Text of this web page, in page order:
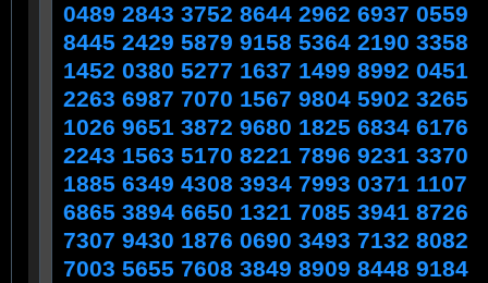
0489 2843 3752 8644 2962 6937 0559
8445 2429 5879 9158 5364 2190 3358
1452 0380 5277 1637 1499 8992 0451
2263 6987 7070 1567 9804 5902 3265
1026 9651 3872 9680 1825 6834 6176
2243 1563 5170 8221 7896 9231 3370
1885 6349 4308 3934 7993 0371 1107
6865 3894 6650 1321 7085 3941 8726
7307 9430 1876 0690 3493 7132 8082
7003 5655 7608 3849 8909 8448 9184